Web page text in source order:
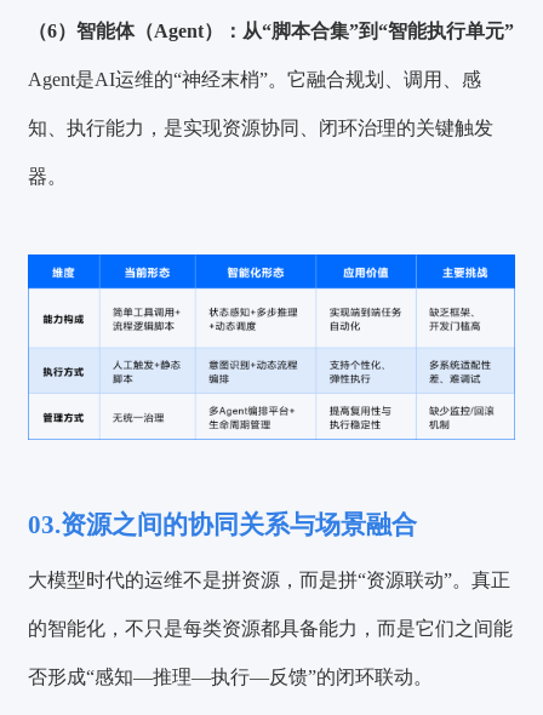
（6）智能体（Agent）：从“脚本合集”到“智能执行单元”
Agent是AI运维的“神经末梢”。它融合规划、调用、感
知、执行能力，是实现资源协同、闭环治理的关键触发
器。
03.资源之间的协同关系与场景融合
大模型时代的运维不是拼资源，而是拼“资源联动”。真正
的智能化，不只是每类资源都具备能力，而是它们之间能
否形成“感知—推理—执行—反馈”的闭环联动。